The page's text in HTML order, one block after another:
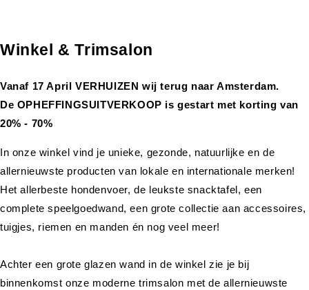
Winkel & Trimsalon
Vanaf 17 April VERHUIZEN wij terug naar Amsterdam.
De OPHEFFINGSUITVERKOOP is gestart met korting van
20% - 70%
In onze winkel vind je unieke, gezonde, natuurlijke en de
allernieuwste producten van lokale en internationale merken!
Het allerbeste hondenvoer, de leukste snacktafel, een
complete speelgoedwand, een grote collectie aan accessoires,
tuigjes, riemen en manden én nog veel meer!
Achter een grote glazen wand in de winkel zie je bij
binnenkomst onze moderne trimsalon met de allernieuwste